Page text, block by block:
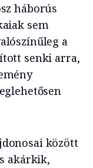
háborús
sem
a
senki arra,
között
akárkik,